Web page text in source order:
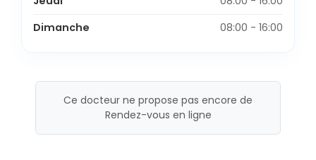
Dimanche
08:00 - 16:00
Ce docteur ne propose pas encore de
Rendez-vous en ligne